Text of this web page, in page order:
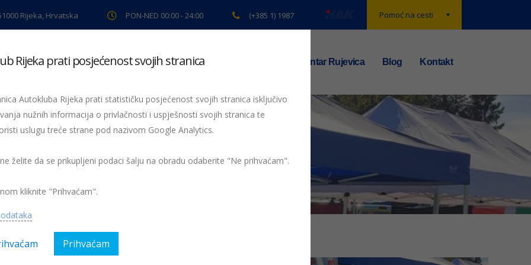
Pomoć na cesti
Rijeka, Hrvatska PON-NED 00:00 - 24:00 (+385 1) 1987
pregled Pomoć na cesti Servis Preventiva TS centar Rujevica Blog Kontakt
28. GHD Petrol Q Ilirska Bistrica 2022. kljun bistirca
Rijeka prati posjećenost svojih stranica
Autokluba Rijeka prati statističku posjećenost svojih stranica isključivo
nužnih informacija o privlačnosti i uspješnosti svojih stranica te
uslugu treće strane pod nazivom Google Analytics.
želite da se prikupljeni podaci šalju na obradu odaberite "Ne prihvaćam".
kliknite "Prihvaćam".
Prihvaćam